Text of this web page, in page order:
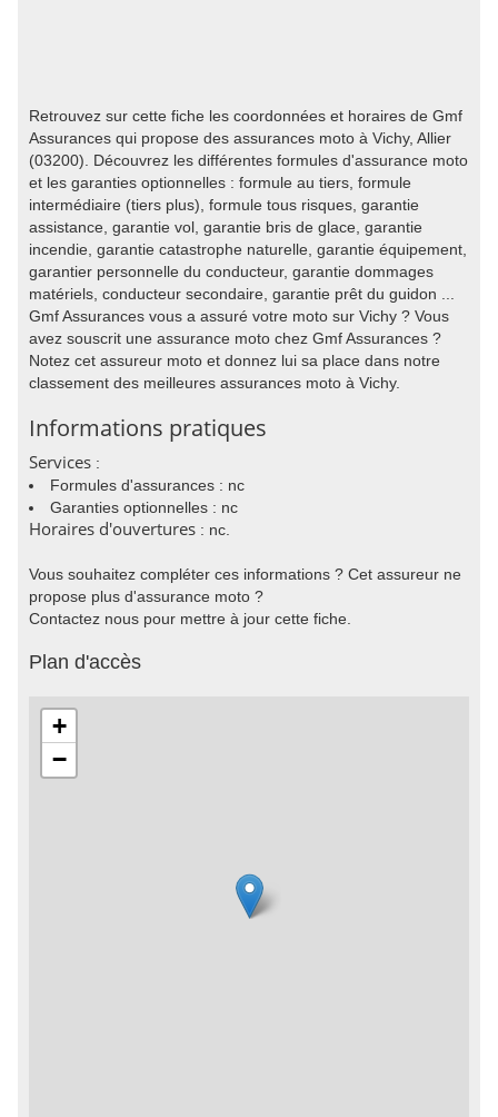
Retrouvez sur cette fiche les coordonnées et horaires de Gmf
Assurances qui propose des assurances moto à Vichy, Allier
(03200). Découvrez les différentes formules d'assurance moto
et les garanties optionnelles : formule au tiers, formule
intermédiaire (tiers plus), formule tous risques, garantie
assistance, garantie vol, garantie bris de glace, garantie
incendie, garantie catastrophe naturelle, garantie équipement,
garantier personnelle du conducteur, garantie dommages
matériels, conducteur secondaire, garantie prêt du guidon ...
Gmf Assurances vous a assuré votre moto sur Vichy ? Vous
avez souscrit une assurance moto chez Gmf Assurances ?
Notez cet assureur moto et donnez lui sa place dans notre
classement des meilleures assurances moto à Vichy.
Informations pratiques
Services :
Formules d'assurances : nc
Garanties optionnelles : nc
Horaires d'ouvertures : nc.
Vous souhaitez compléter ces informations ? Cet assureur ne
propose plus d'assurance moto ?
Contactez nous pour mettre à jour cette fiche.
Plan d'accès
+
−